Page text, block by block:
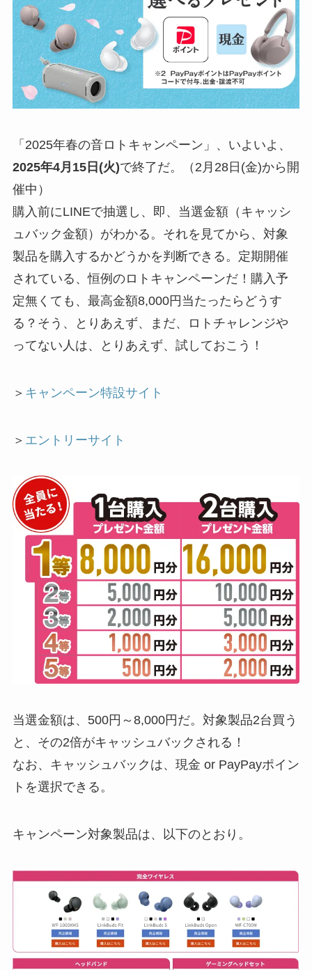
「2025年春の音ロトキャンペーン」、いよいよ、
2025年4月15日(火)で終了だ。（2月28日(金)から開
催中）
購入前にLINEで抽選し、即、当選金額（キャッシ
ュバック金額）がわかる。それを見てから、対象
製品を購入するかどうかを判断できる。定期開催
されている、恒例のロトキャンペーンだ！購入予
定無くても、最高金額8,000円当たったらどうす
る？そう、とりあえず、まだ、ロトチャレンジや
ってない人は、とりあえず、試しておこう！
＞ キャンペーン特設サイト
＞ エントリーサイト
当選金額は、500円～8,000円だ。対象製品2台買う
と、その2倍がキャッシュバックされる！
なお、キャッシュバックは、現金 or PayPayポイン
トを選択できる。
キャンペーン対象製品は、以下のとおり。